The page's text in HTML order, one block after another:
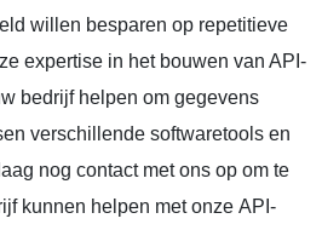
willen besparen op repetitieve
expertise in het bouwen van API-
bedrijf helpen om gegevens
verschillende softwaretools en
nog contact met ons op om te
kunnen helpen met onze API-